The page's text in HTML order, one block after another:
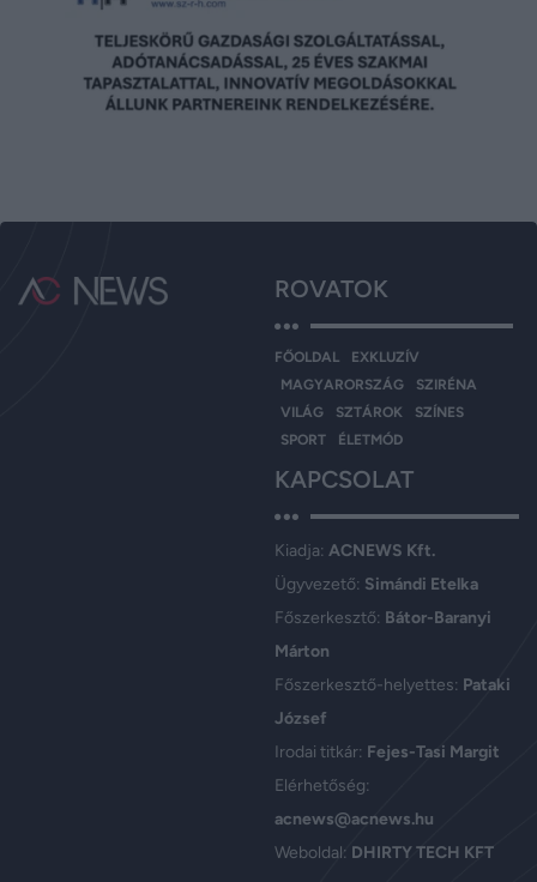
ROVATOK
FŐOLDAL
EXKLUZÍV
MAGYARORSZÁG
SZIRÉNA
VILÁG
SZTÁROK
SZÍNES
SPORT
ÉLETMÓD
KAPCSOLAT
Kiadja: ACNEWS Kft.
Ügyvezető: Simándi Etelka
Főszerkesztő: Bátor-Baranyi
Márton
Főszerkesztő-helyettes: Pataki
József
Irodai titkár: Fejes-Tasi Margit
Elérhetőség:
acnews@acnews.hu
Weboldal: DHIRTY TECH KFT